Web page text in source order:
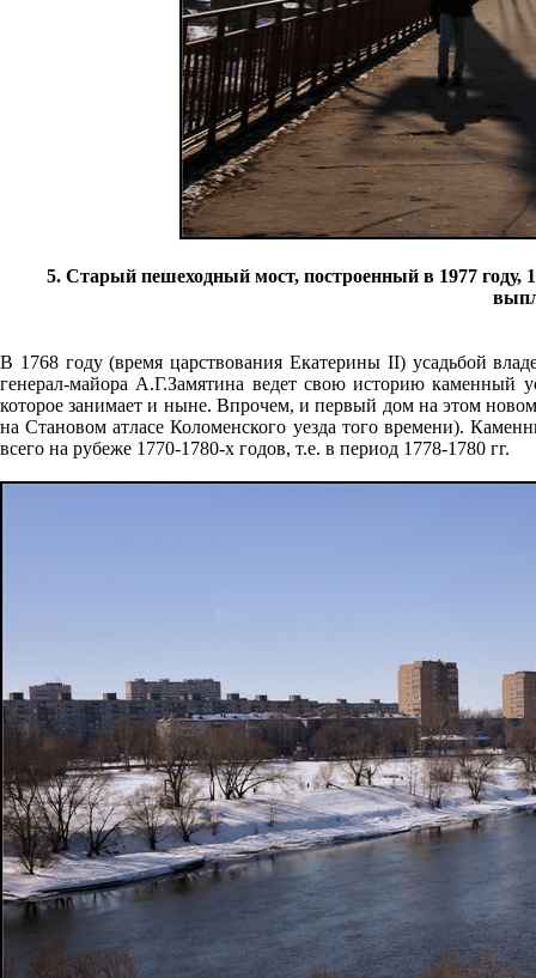
5. Старый пешеходный мост, построенный в 1977 году,
В 1768 году (время царствования Екатерины II) усадьбой
генерал-майора А.Г.Замятина ведет свою историю
которое занимает и ныне. Впрочем, и первый дом на этом
на Становом атласе Коломенского уезда того времени).
всего на рубеже 1770-1780-х годов, т.е. в период 1778-1780 гг.